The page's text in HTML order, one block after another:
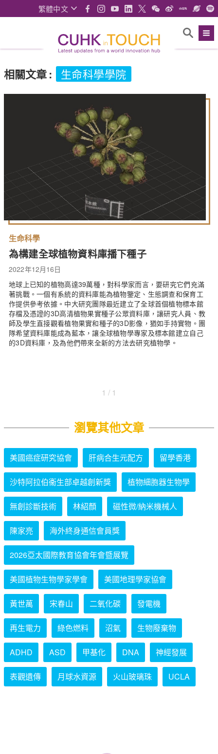
繁體中文
相關文章: 生命科學學院
生命科學
為構建全球植物資料庫播下種子
2022年12月16日
地球上已知的植物高達39萬種，對科學家而言，要研究它們充滿
著挑戰。一個有系統的資料庫能為植物鑒定、生態調查和保育工
作提供參考依據。中大研究團隊最近建立了全球首個植物標本館
存檔及憑證的3D高清植物果實種子公眾資料庫，讓研究人員、教
師及學生直接觀看植物果實和種子的3D影像，猶如手持實物。團
隊希望資料庫能成為藍本，讓全球植物學專家及標本館建立自己
的3D資料庫，及為他們帶來全新的方法去研究植物學。
1 / 1
瀏覽其他文章
美國癌症研究協會 肝病合生元配方 留學香港
沙特阿拉伯衞生部卓越創新獎 植物細胞器生物學
無創診斷技術 林紹顏 磁性微/納米機械人
陳家亮 海外終身通信會員獎
2026亞太國際教育協會年會暨展覽
美國植物生物學家學會 美國地理學家協會
黃世萬 宋春山 二氧化碳 發電機
再生電力 綠色燃料 沼氣 生物廢棄物
ADHD ASD 甲基化 DNA 神經發展
表觀遺傳 月球水資源 火山玻璃珠 UCLA